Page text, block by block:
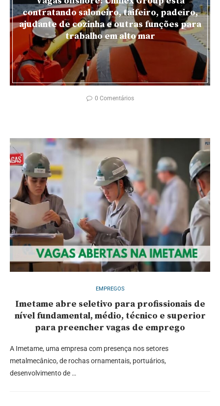
contratando saloneiro, taifeiro, padeiro,
ajudante de cozinha e outras funções para
trabalho em alto mar
0 Comentários
EMPREGOS
Imetame abre seletivo para profissionais de
nível fundamental, médio, técnico e superior
para preencher vagas de emprego
A Imetame, uma empresa com presença nos setores
metalmecânico, de rochas ornamentais, portuários,
desenvolvimento de …